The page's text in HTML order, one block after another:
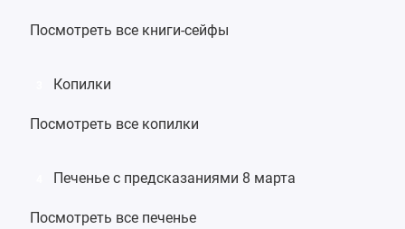
Посмотреть все книги-сейфы
Копилки
Посмотреть все копилки
Печенье с предсказаниями 8 марта
Посмотреть все печенье